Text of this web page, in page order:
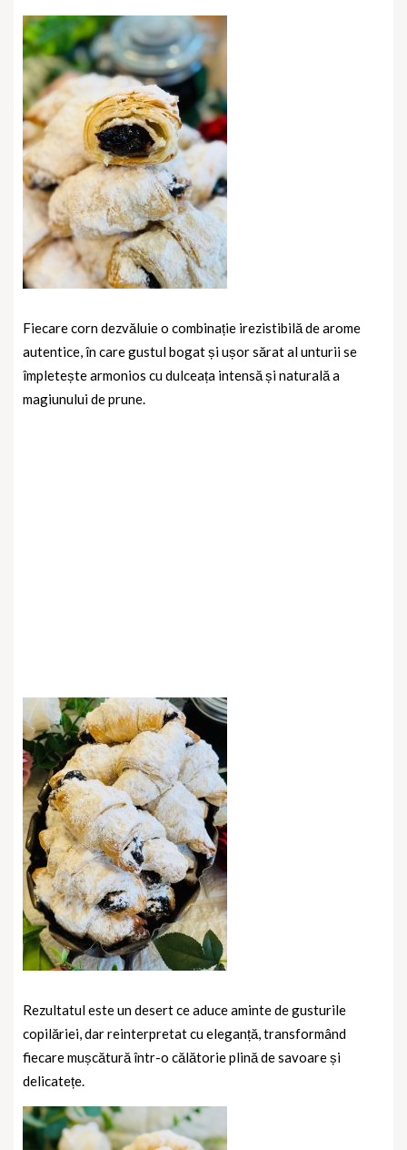
Fiecare corn dezvăluie o combinație irezistibilă de arome
autentice, în care gustul bogat și ușor sărat al unturii se
împletește armonios cu dulceața intensă și naturală a
magiunului de prune.
Rezultatul este un desert ce aduce aminte de gusturile
copilăriei, dar reinterpretat cu eleganță, transformând
fiecare mușcătură într-o călătorie plină de savoare și
delicatețe.